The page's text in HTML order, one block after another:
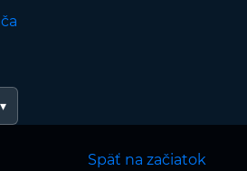
Späť na začiatok